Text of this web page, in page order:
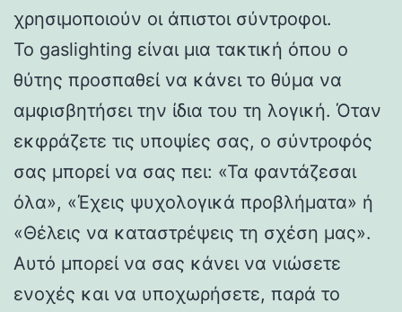
χρησιμοποιούν οι άπιστοι σύντροφοι.
Το gaslighting είναι μια τακτική όπου ο
θύτης προσπαθεί να κάνει το θύμα να
αμφισβητήσει την ίδια του τη λογική. Όταν
εκφράζετε τις υποψίες σας, ο σύντροφός
σας μπορεί να σας πει: «Τα φαντάζεσαι
όλα», «Έχεις ψυχολογικά προβλήματα» ή
«Θέλεις να καταστρέψεις τη σχέση μας».
Αυτό μπορεί να σας κάνει να νιώσετε
ενοχές και να υποχωρήσετε, παρά το